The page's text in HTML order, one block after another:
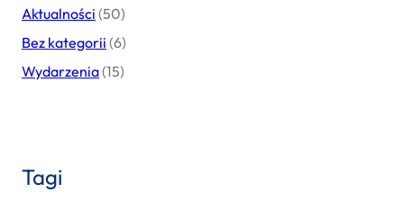
Aktualności (50)
Bez kategorii (6)
Wydarzenia(15)
Tagi